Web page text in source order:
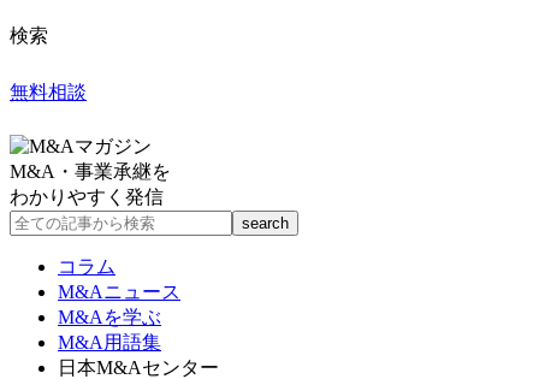
検索
無料相談
M&A・事業承継を
わかりやすく発信
コラム
M&Aニュース
M&Aを学ぶ
M&A用語集
日本M&Aセンター